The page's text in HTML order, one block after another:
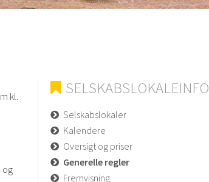
kl.
og
SELSKABSLOKALEINFO
Selskabslokaler
Kalendere
Oversigt og priser
Generelle regler
Fremvisning